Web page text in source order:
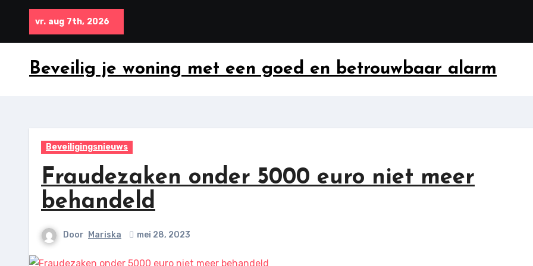
inhoud
vr. aug 7th, 2026
Beveilig je woning met een goed en betrouwbaar alarm
Beveiligingsnieuws
Fraudezaken onder 5000 euro niet meer
behandeld
Door Mariska mei 28, 2023